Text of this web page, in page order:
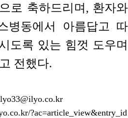
로 축하드리며, 환자와
병동에서 아름답고 따
도록 있는 힘껏 도우며
전했다.
?ac=article_view&entry_id